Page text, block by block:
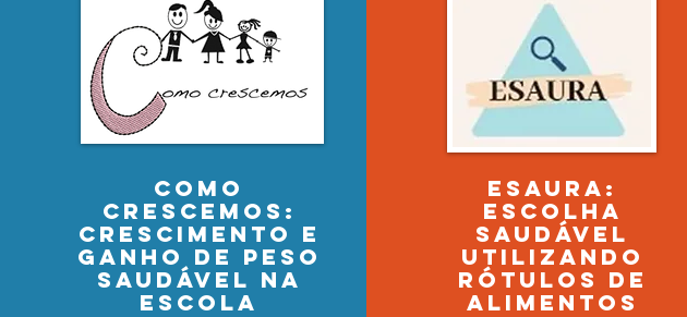
como
crescemos:
crescimento e
ganho de peso
saudável na
escola
esaura:
escolha
saudável
utilizando
rótulos de
alimentos